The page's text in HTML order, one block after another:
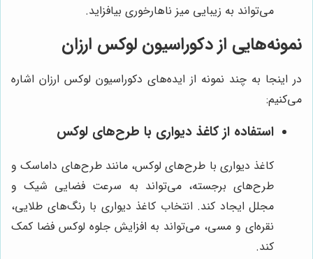
می‌تواند به زیبایی میز ناهارخوری بیافزاید.
نمونه‌هایی از دکوراسیون لوکس ارزان
در اینجا به چند نمونه از ایده‌های دکوراسیون لوکس ارزان اشاره
می‌کنیم:
استفاده از کاغذ دیواری با طرح‌های لوکس
کاغذ دیواری با طرح‌های لوکس، مانند طرح‌های داماسک و
طرح‌های برجسته، می‌تواند به سرعت فضایی شیک و
مجلل ایجاد کند. انتخاب کاغذ دیواری با رنگ‌های طلایی،
نقره‌ای و مسی، می‌تواند به افزایش جلوه لوکس فضا کمک
کند.